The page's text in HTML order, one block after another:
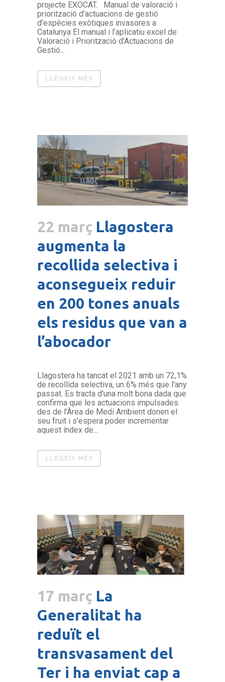
projecte EXOCAT. Manual de valoració i
priorització d’actuacions de gestió
d’espècies exòtiques invasores a
Catalunya El manual i l’aplicatiu excel de
Valoració i Priorització d’Actuacions de
Gestió...
LLEGEIX MÉS
22 març Llagostera
augmenta la
recollida selectiva i
aconsegueix reduir
en 200 tones anuals
els residus que van a
l’abocador
Llagostera ha tancat el 2021 amb un 72,1%
de recollida selectiva, un 6% més que l'any
passat. Es tracta d'una molt bona dada que
confirma que les actuacions impulsades
des de l'Àrea de Medi Ambient donen el
seu fruit i s'espera poder incrementar
aquest índex de...
LLEGEIX MÉS
17 març La
Generalitat ha
reduït el
transvasament del
Ter i ha enviat cap a